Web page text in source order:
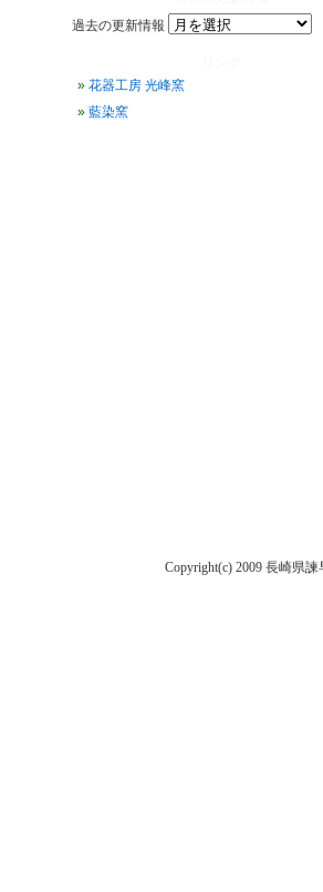
過去の更新情報
花器工房 光峰窯
藍染窯
Copyright(c) 2009 長崎県